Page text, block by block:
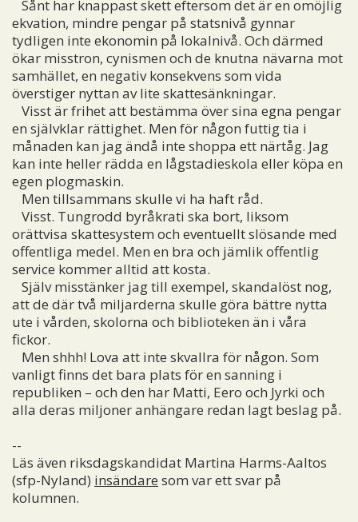
Sånt har knappast skett eftersom det är en omöjlig
ekvation, mindre pengar på statsnivå gynnar
tydligen inte ekonomin på lokalnivå. Och därmed
ökar misstron, cynismen och de knutna nävarna mot
samhället, en negativ konsekvens som vida
överstiger nyttan av lite skattesänkningar.
Visst är frihet att bestämma över sina egna pengar
en självklar rättighet. Men för någon futtig tia i
månaden kan jag ändå inte shoppa ett närtåg. Jag
kan inte heller rädda en lågstadieskola eller köpa en
egen plogmaskin.
Men tillsammans skulle vi ha haft råd.
Visst. Tungrodd byråkrati ska bort, liksom
orättvisa skattesystem och eventuellt slösande med
offentliga medel. Men en bra och jämlik offentlig
service kommer alltid att kosta.
Själv misstänker jag till exempel, skandalöst nog,
att de där två miljarderna skulle göra bättre nytta
ute i vården, skolorna och biblioteken än i våra
fickor.
Men shhh! Lova att inte skvallra för någon. Som
vanligt finns det bara plats för en sanning i
republiken – och den har Matti, Eero och Jyrki och
alla deras miljoner anhängare redan lagt beslag på.
--
Läs även riksdagskandidat Martina Harms-Aaltos
(sfp-Nyland) insändare som var ett svar på
kolumnen.